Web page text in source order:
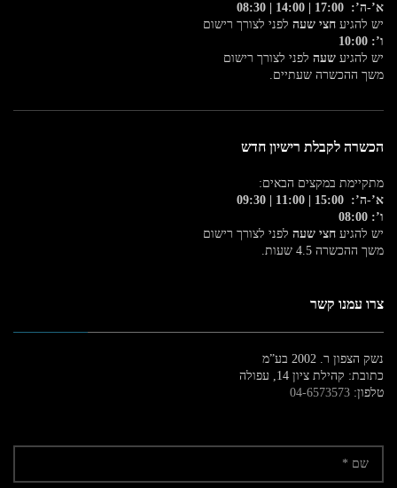
א’-ה’: 17:00 | 14:00 | 08:30
יש להגיע חצי שעה לפני לצורך רישום
ו’: 10:00
יש להגיע שעה לפני לצורך רישום
משך ההכשרה שעתיים.
הכשרה לקבלת רישיון חדש
מתקיימת במקצים הבאים:
א’-ה’: 15:00 | 11:00 | 09:30
ו’: 08:00
יש להגיע חצי שעה לפני לצורך רישום
משך ההכשרה 4.5 שעות.
צרו עמנו קשר
נשק הצפון ר. 2002 בע”מ
כתובת: קהילת ציון 14, עפולה
טלפון: 04-6573573